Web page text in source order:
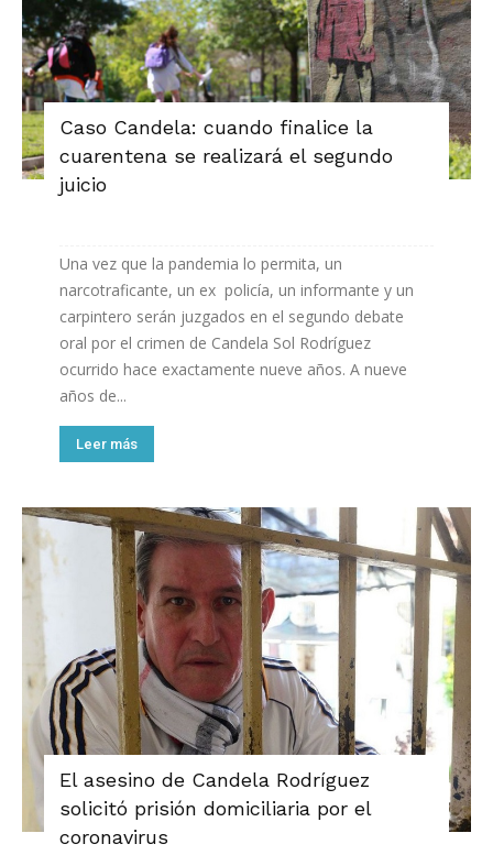
Caso Candela: cuando finalice la
cuarentena se realizará el segundo
juicio
Una vez que la pandemia lo permita, un
narcotraficante, un ex policía, un informante y un
carpintero serán juzgados en el segundo debate
oral por el crimen de Candela Sol Rodríguez
ocurrido hace exactamente nueve años. A nueve
años de...
Leer más
El asesino de Candela Rodríguez
solicitó prisión domiciliaria por el
coronavirus